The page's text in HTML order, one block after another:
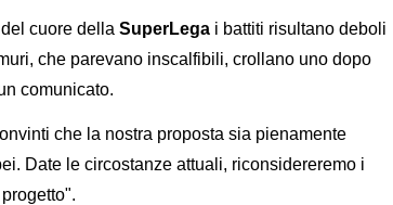
cuore della SuperLega i battiti risultano deboli
che parevano inscalfibili, crollano uno dopo
comunicato.
che la nostra proposta sia pienamente
Date le circostanze attuali, riconsidereremo i